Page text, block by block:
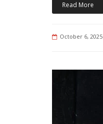
Read More
October 6, 2025